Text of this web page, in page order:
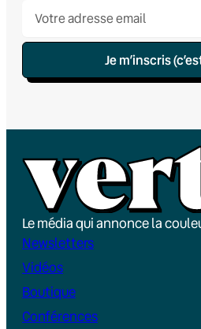
Je m’inscris
Le média qui annonce la
Newsletters
Vidéos
Boutique
Conférences